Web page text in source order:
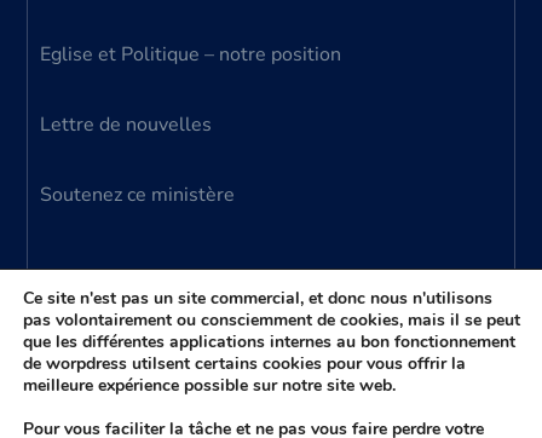
Eglise et Politique – notre position
Lettre de nouvelles
Soutenez ce ministère
© 2024 Ministère Parole Vivante – tous droits
réservés
(aussi connu comme Ministère Donato Anzalone)
Ce site n'est pas un site commercial, et donc nous n'utilisons
pas volontairement ou consciemment de cookies, mais il se peut
que les différentes applications internes au bon fonctionnement
de worpdress utilsent certains cookies pour vous offrir la
meilleure expérience possible sur notre site web.
Pour vous faciliter la tâche et ne pas vous faire perdre votre